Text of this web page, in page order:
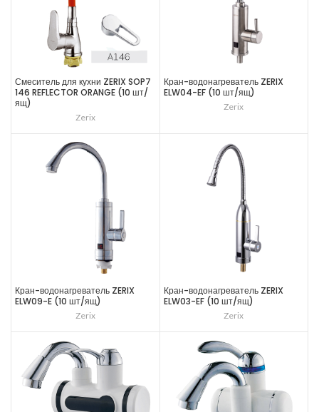
Смеситель для кухни ZERIX SOP7
146 REFLECTOR ORANGE (10 шт/
ящ)
Zerix
Кран-водонагреватель ZERIX
ELW04-EF (10 шт/ящ)
Zerix
Кран-водонагреватель ZERIX
ELW09-E (10 шт/ящ)
Zerix
Кран-водонагреватель ZERIX
ELW03-EF (10 шт/ящ)
Zerix